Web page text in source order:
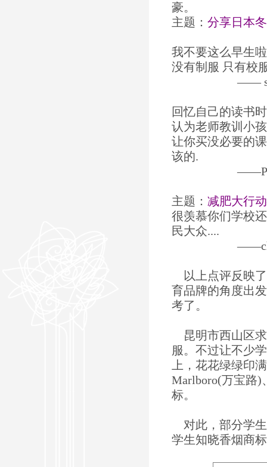
豪。
主题： 分享日本
我不要这么早生啦
没有制服 只有校
—— siyue
回忆自己的读书
认为老师教训小
让你买没必要的
该的.
——POCO休
主题： 减肥大行
很羡慕你们学校
民大众....
——charlo @
以上点评反映
育品牌的角度出
考了。
昆明市西山区
服。不过让不少
上，花花绿绿印
Marlboro(万宝路)
标。
对此，部分学
学生知晓香烟商